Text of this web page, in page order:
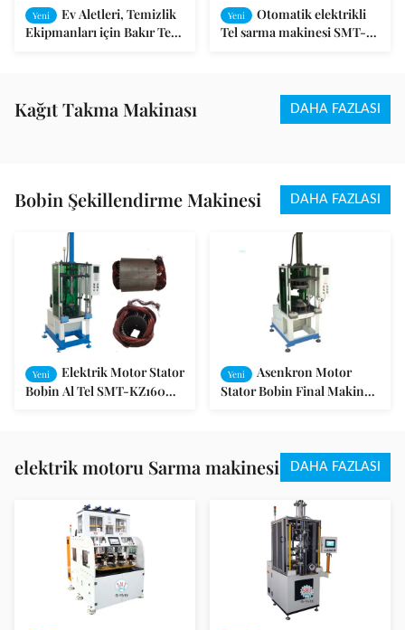
Yeni
Ev Aletleri, Temizlik
Ekipmanları için Bakır Tel
Yeni
Otomatik elektrikli
Tel sarma makinesi SMT-
Kağıt Takma Makinası DAHA FAZLASI
Bobin Şekillendirme Makinesi DAHA FAZLASI
Yeni
Elektrik Motor Stator
Bobin Al Tel SMT-KZ160
Yeni
Asenkron Motor
Stator Bobin Final Makine
elektrik motoru Sarma makinesi DAHA FAZLASI